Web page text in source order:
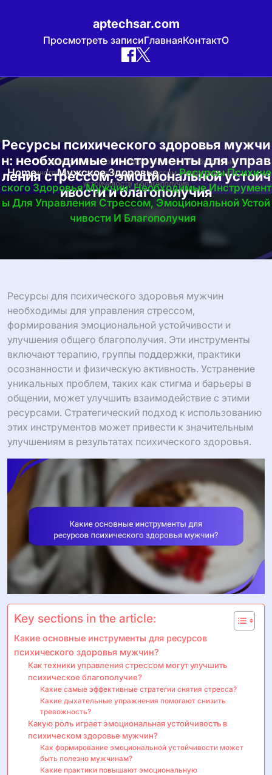
aptechsar.com
Просмотреть записиГлавнаяКонтактО
Skip
Ресурсы психического здоровья мужчи
н: необходимые инструменты для управ
ления стрессом, эмоциональной устойч
ивости и благополучия
Home / Мужское Здоровье / Ресурсы Психиче
Ского Здоровья Мужчин: Необходимые Инструмент
Ы Для Управления Стрессом, Эмоциональной Устой
Чивости И Благополучия
Ресурсы для психического здоровья мужчин
необходимы для управления стрессом,
формирования эмоциональной устойчивости и
улучшения общего благополучия. Эти инструменты
включают терапию, группы поддержки, практики
осознанности и физическую активность. Устранение
уникальных проблем, таких как стигма и барьеры в
общении, может улучшить взаимодействие с этими
ресурсами. Стратегический подход к использованию
этих инструментов может привести к значительным
улучшениям в результатах психического здоровья.
Key sections in the article:
Какие основные инструменты для ресурсов
психического здоровья мужчин?
Как техники управления стрессом могут улучшить
психическое благополучие?
Какие самые эффективные стратегии снятия стресса?
Какие дыхательные упражнения помогают снизить
тревожность?
Какую роль играет эмоциональная устойчивость в
психическом здоровье мужчин?
Как формирование эмоциональной устойчивости может
быть полезно мужчинам?
Какие практики повышают эмоциональную